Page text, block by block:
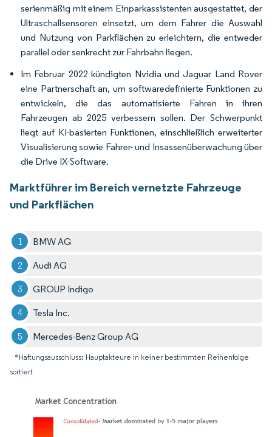
serienmäßig mit einem Einparkassistenten ausgestattet, der
Ultraschallsensoren einsetzt, um dem Fahrer die Auswahl
und Nutzung von Parkflächen zu erleichtern, die entweder
parallel oder senkrecht zur Fahrbahn liegen.
Im Februar 2022 kündigten Nvidia und Jaguar Land Rover
eine Partnerschaft an, um softwaredefinierte Funktionen zu
entwickeln, die das automatisierte Fahren in ihren
Fahrzeugen ab 2025 verbessern sollen. Der Schwerpunkt
liegt auf KI-basierten Funktionen, einschließlich erweiterter
Visualisierung sowie Fahrer- und Insassenüberwachung über
die Drive IX-Software.
Marktführer im Bereich vernetzte Fahrzeuge
und Parkflächen
BMW AG
Audi AG
GROUP Indigo
Tesla Inc.
Mercedes-Benz Group AG
*Haftungsausschluss: Hauptakteure in keiner bestimmten Reihenfolge
sortiert